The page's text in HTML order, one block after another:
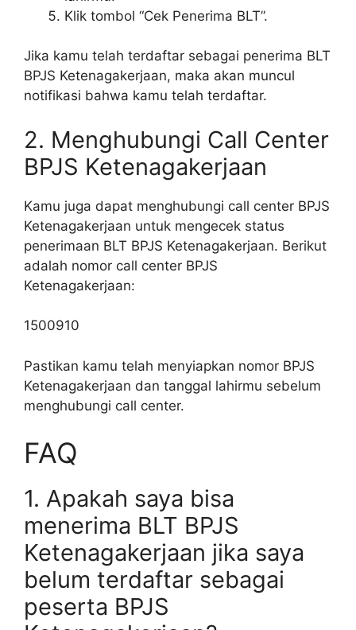
Klik tombol “Cek Penerima BLT”.
Jika kamu telah terdaftar sebagai penerima BLT
BPJS Ketenagakerjaan, maka akan muncul
notifikasi bahwa kamu telah terdaftar.
2. Menghubungi Call Center
BPJS Ketenagakerjaan
Kamu juga dapat menghubungi call center BPJS
Ketenagakerjaan untuk mengecek status
penerimaan BLT BPJS Ketenagakerjaan. Berikut
adalah nomor call center BPJS
Ketenagakerjaan:
1500910
Pastikan kamu telah menyiapkan nomor BPJS
Ketenagakerjaan dan tanggal lahirmu sebelum
menghubungi call center.
FAQ
1. Apakah saya bisa
menerima BLT BPJS
Ketenagakerjaan jika saya
belum terdaftar sebagai
peserta BPJS